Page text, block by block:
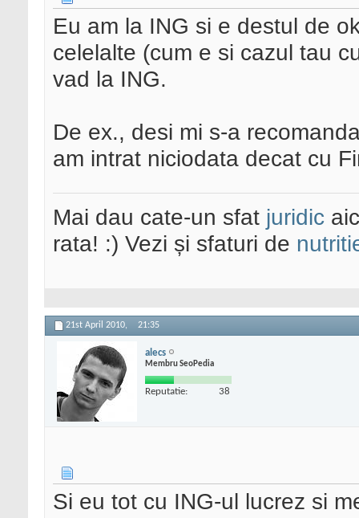
Eu am la ING si e destul de
celelalte (cum e si cazul tau
vad la ING.
De ex., desi mi s-a
am intrat niciodata decat cu
Mai dau cate-un sfat juridic
rata! :) Vezi și sfaturi de
21st April 2010, 21:35
alecs
Membru SeoPedia
Reputatie: 38
Si eu tot cu ING-ul lucrez si